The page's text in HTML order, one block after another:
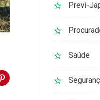
Previ-
Saúde